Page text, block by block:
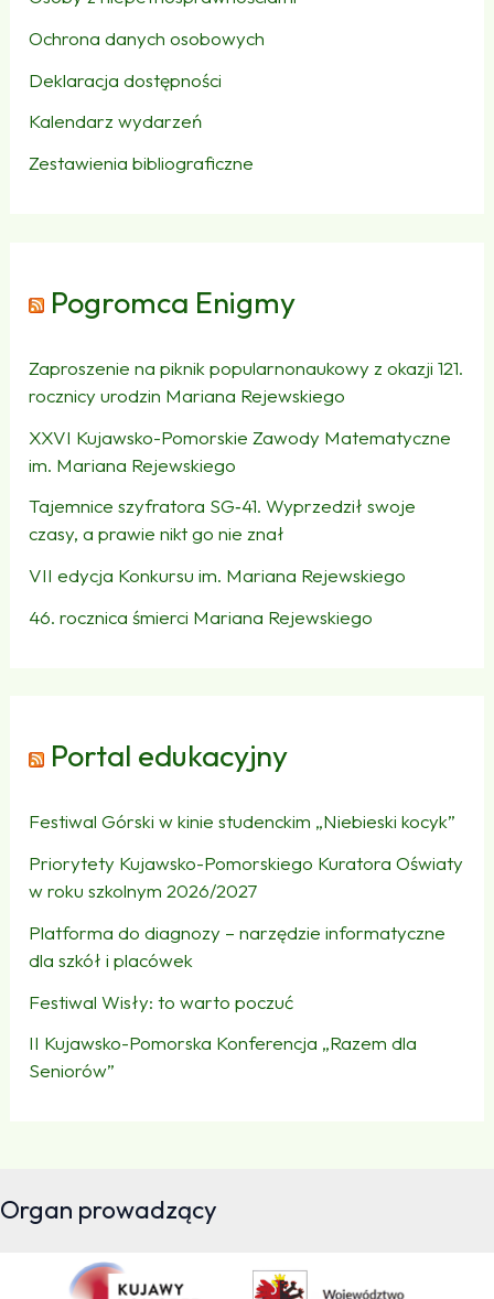
Ochrona danych osobowych
Deklaracja dostępności
Kalendarz wydarzeń
Zestawienia bibliograficzne
Pogromca Enigmy
Zaproszenie na piknik popularnonaukowy z okazji 121.
rocznicy urodzin Mariana Rejewskiego
XXVI Kujawsko-Pomorskie Zawody Matematyczne
im. Mariana Rejewskiego
Tajemnice szyfratora SG‑41. Wyprzedził swoje
czasy, a prawie nikt go nie znał
VII edycja Konkursu im. Mariana Rejewskiego
46. rocznica śmierci Mariana Rejewskiego
Portal edukacyjny
Festiwal Górski w kinie studenckim „Niebieski kocyk”
Priorytety Kujawsko-Pomorskiego Kuratora Oświaty
w roku szkolnym 2026/2027
Platforma do diagnozy – narzędzie informatyczne
dla szkół i placówek
Festiwal Wisły: to warto poczuć
II Kujawsko-Pomorska Konferencja „Razem dla
Seniorów”
Organ prowadzący